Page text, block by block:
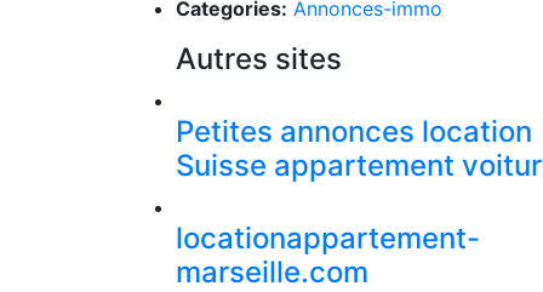
Categories: Annonces-immo
Autres sites
Petites annonces location
Suisse appartement
locationappartement-
marseille.com